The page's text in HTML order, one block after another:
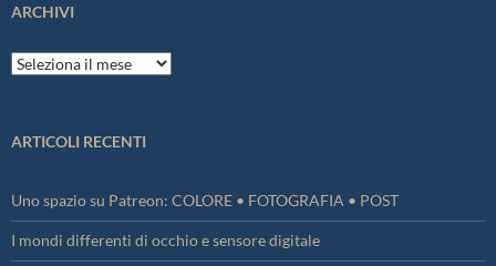
ARCHIVI
Archivi
ARTICOLI RECENTI
Uno spazio su Patreon: COLORE • FOTOGRAFIA • POST
I mondi differenti di occhio e sensore digitale